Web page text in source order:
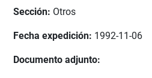
Sección: Otros
Fecha expedición: 1992-11-06
Documento adjunto: